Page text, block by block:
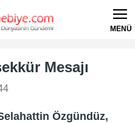
MENÜ
Mesajı
Özgündüz,